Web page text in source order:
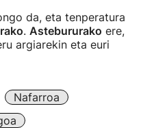
da, eta tenperatura
. Astebururako ere,
argiarekin eta euri
Nafarroa